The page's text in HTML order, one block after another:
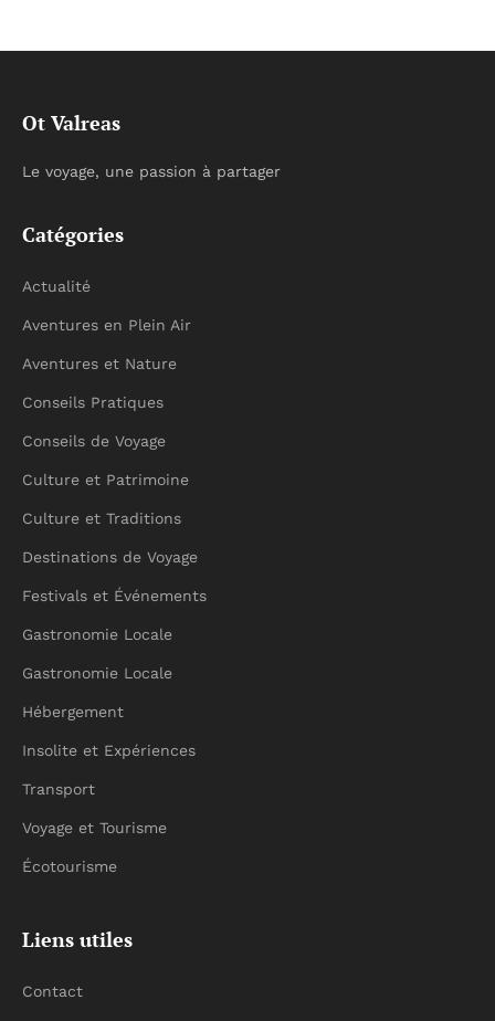
Ot Valreas
Le voyage, une passion à partager
Catégories
Actualité
Aventures en Plein Air
Aventures et Nature
Conseils Pratiques
Conseils de Voyage
Culture et Patrimoine
Culture et Traditions
Destinations de Voyage
Festivals et Événements
Gastronomie Locale
Gastronomie Locale
Hébergement
Insolite et Expériences
Transport
Voyage et Tourisme
Écotourisme
Liens utiles
Contact